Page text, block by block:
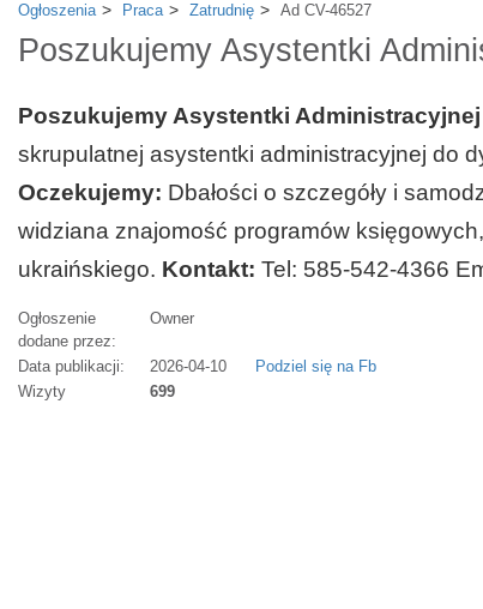
Ogłoszenia Praca Zatrudnię Ad CV-46527
Poszukujemy Asystentki
Poszukujemy Asystentki
skrupulatnej asystentki administracyjnej do
Oczekujemy: Dbałości o szczegóły i
widziana znajomość programów
ukraińskiego. Kontakt: Tel: 585-542-4366
Ogłoszenie
dodane przez:
Owner
Data publikacji: 2026-04-10 Podziel się na Fb
Wizyty 699